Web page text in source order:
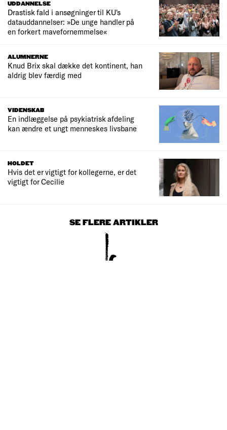
UDDANNELSE
Drastisk fald i ansøgninger til KU's
datauddannelser: »De unge handler på
en forkert mavefornemmelse«
ALUMNERNE
Knud Brix skal dække det kontinent, han
aldrig blev færdig med
VIDENSKAB
En indlæggelse på psykiatrisk afdeling
kan ændre et ungt menneskes livsbane
HOLDET
Hvis det er vigtigt for kollegerne, er det
vigtigt for Cecilie
SE FLERE ARTIKLER